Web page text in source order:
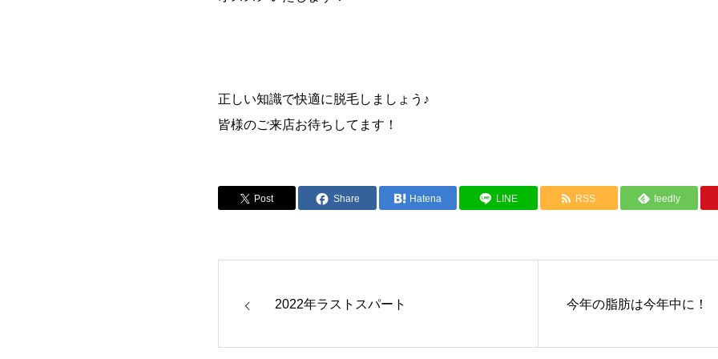
正しい知識で快適に脱毛しましょう♪
皆様のご来店お待ちしてます！
Post Share Hatena LINE RSS feedly
2022年ラストスパート 今年の脂肪は今年中に！